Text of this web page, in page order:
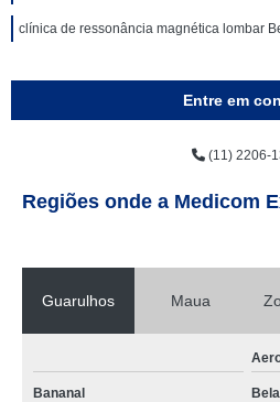
clínica de ressonância magnética lombar
Entre em
(11) 2206-
Regiões onde a Medicom
Guarulhos Maua
Bananal